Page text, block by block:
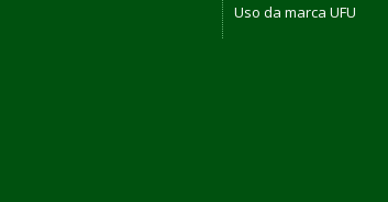
Uso da marca UFU